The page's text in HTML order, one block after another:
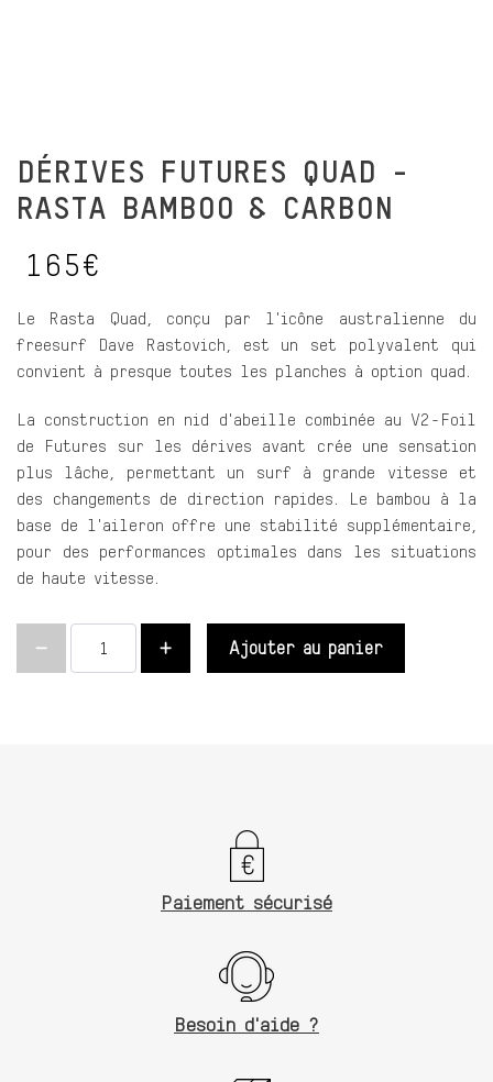
DÉRIVES FUTURES QUAD -
RASTA BAMBOO & CARBON
165€
Le Rasta Quad, conçu par l'icône australienne du
freesurf Dave Rastovich, est un set polyvalent qui
convient à presque toutes les planches à option quad.
La construction en nid d'abeille combinée au V2-Foil
de Futures sur les dérives avant crée une sensation
plus lâche, permettant un surf à grande vitesse et
des changements de direction rapides. Le bambou à la
base de l'aileron offre une stabilité supplémentaire,
pour des performances optimales dans les situations
de haute vitesse.
Ajouter au panier
Paiement sécurisé
Besoin d'aide ?